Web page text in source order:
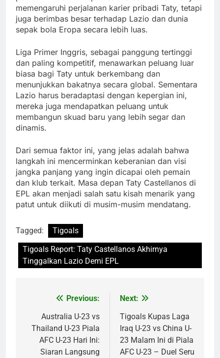
memengaruhi perjalanan karier pribadi Taty, tetapi
juga berimbas besar terhadap Lazio dan dunia
sepak bola Eropa secara lebih luas.
Liga Primer Inggris, sebagai panggung tertinggi
dan paling kompetitif, menawarkan peluang luar
biasa bagi Taty untuk berkembang dan
menunjukkan bakatnya secara global. Sementara
Lazio harus beradaptasi dengan kepergian ini,
mereka juga mendapatkan peluang untuk
membangun skuad baru yang lebih segar dan
dinamis.
Dari semua faktor ini, yang jelas adalah bahwa
langkah ini mencerminkan keberanian dan visi
jangka panjang yang ingin dicapai oleh pemain
dan klub terkait. Masa depan Taty Castellanos di
EPL akan menjadi salah satu kisah menarik yang
patut untuk diikuti di musim-musim mendatang.
Tagged:
Tigoals
Tigoals Report: Taty Castellanos Akhirnya
Tinggalkan Lazio Demi EPL
navigation
Previous:
Australia U-23 vs
Thailand U-23 Piala
AFC U-23 Hari Ini:
Siaran Langsung
Next:
Tigoals Kupas Laga
Iraq U-23 vs China U-
23 Malam Ini di Piala
AFC U-23 – Duel Seru